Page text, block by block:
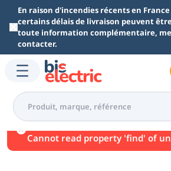
Aller au contenu principal
En raison d'incendies récents en
certains délais de livraison peuvent
toute information complémentaire,
contacter.
Une erreur est
Cannot read property 'find' of